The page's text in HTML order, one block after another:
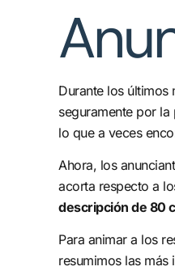
Durante los
seguramente por
lo que a veces
Ahora, los
acorta respecto a
descripción de 80
Para animar a los
resumimos las más